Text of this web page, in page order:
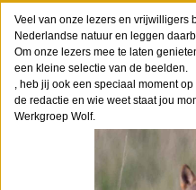
Veel van onze lezers en vrijwilligers
Nederlandse natuur en leggen
Om onze lezers mee te laten
een kleine selectie van de beelden.
, heb jij ook een speciaal moment
de redactie en wie weet staat jou
Werkgroep Wolf.